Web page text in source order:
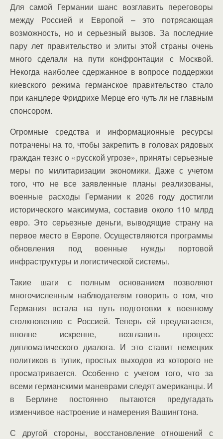
Для самой Германии шанс возглавить переговоры
между Россией и Европой – это потрясающая
возможность, но и серьезный вызов. За последние
пару лет правительство и элиты этой страны очень
много сделали на пути конфронтации с Москвой.
Некогда наиболее сдержанное в вопросе поддержки
киевского режима германское правительство стало
при канцлере Фридрихе Мерце его чуть ли не главным
спонсором.
Огромные средства и информационные ресурсы
потрачены на то, чтобы закрепить в головах рядовых
граждан тезис о «русской угрозе», приняты серьезные
меры по милитаризации экономики. Даже с учетом
того, что не все заявленные планы реализованы,
военные расходы Германии к 2026 году достигли
исторического максимума, составив около 110 млрд
евро. Это серьезные деньги, выводящие страну на
первое место в Европе. Осуществляются программы
обновления под военные нужды портовой
инфраструктуры и логистической системы.
Такие шаги с полным основанием позволяют
многочисленным наблюдателям говорить о том, что
Германия встала на путь подготовки к военному
столкновению с Россией. Теперь ей предлагается,
вполне искренне, возглавить процесс
дипломатического диалога. И это ставит немецких
политиков в тупик, простых выходов из которого не
просматривается. Особенно с учетом того, что за
всеми германскими маневрами следят американцы. И
в Берлине постоянно пытаются предугадать
изменчивое настроение и намерения Вашингтона.
С другой стороны, восстановление отношений с